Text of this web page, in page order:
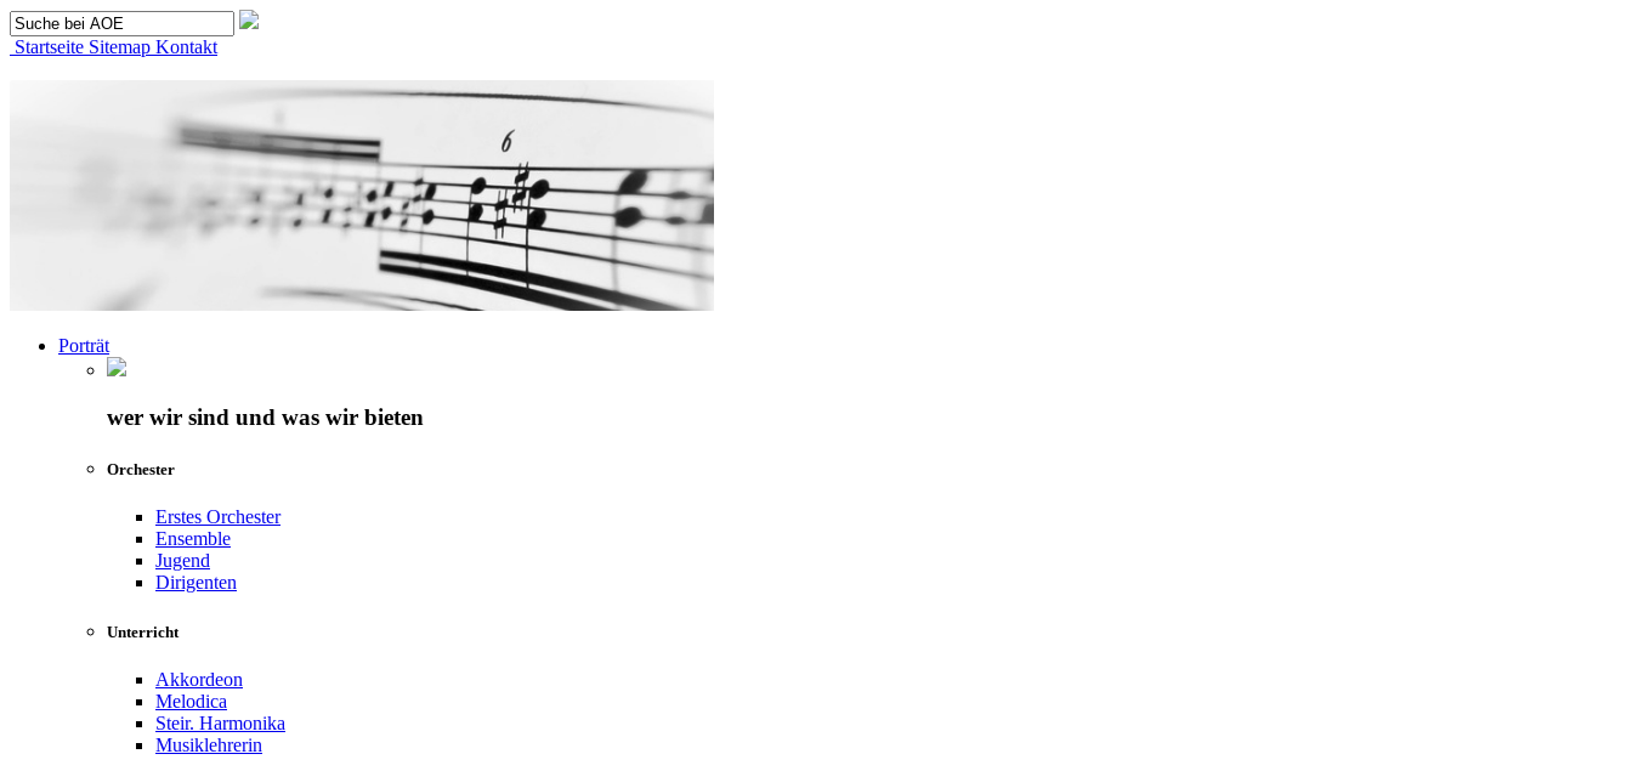
Startseite Sitemap Kontakt
Porträt
wer wir sind und was wir bieten
Orchester
Erstes Orchester
Ensemble
Jugend
Dirigenten
Unterricht
Akkordeon
Melodica
Steir. Harmonika
Musiklehrerin